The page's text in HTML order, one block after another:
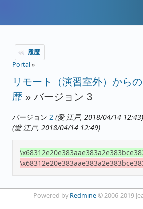
履歴
Portal»
リモート（演習室外）から
歴 » バージョン 3
バージョン 2 (愛 江戸, 2018/04/14 12:43)
(愛 江戸, 2018/04/14 12:49)
Powered by Redmine© 2006-2019